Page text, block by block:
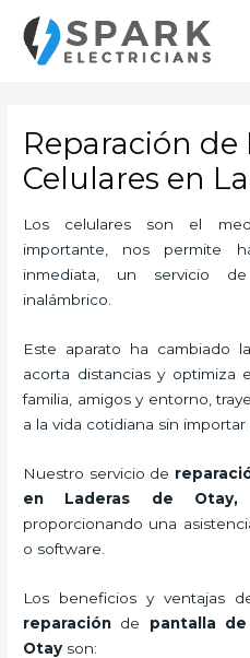
contenido
Reparación
Celulares en
Los celulares son el
importante, nos permite
inmediata, un servicio
inalámbrico.
Este aparato ha cambiado
acorta distancias y optimiza
familia, amigos y entorno,
a la vida cotidiana sin
Nuestro servicio de
en Laderas de Otay,
proporcionando una
o software.
Los beneficios y ventajas
reparación de pantalla de
Otay son: